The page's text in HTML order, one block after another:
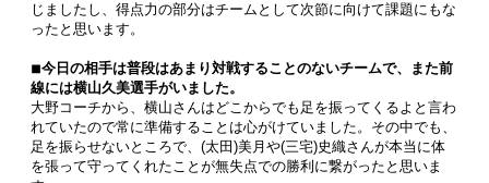
じましたし、得点力の部分はチームとして次節に向けて課題にもな
ったと思います。
◾︎今日の相手は普段はあまり対戦することのないチームで、また前
線には横山久美選手がいました。
大野コーチから、横山さんはどこからでも足を振ってくるよと言わ
れていたので常に準備することは心がけていました。その中でも、
足を振らせないところで、(太田)美月や(三宅)史織さんが本当に体
を張って守ってくれたことが無失点での勝利に繋がったと思いま